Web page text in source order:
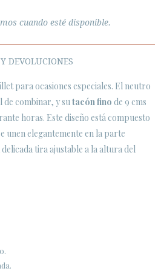
   
DE CLIENTES B2B
© 2026 PURA LOPEZ
cuando esté disponible.
DEVOLUCIONES
para ocasiones especiales. El neutro
de combinar, y sutacón fino de 9 cms
horas. Este diseño está compuesto
unen elegantemente en la parte
tira ajustable a la altura del